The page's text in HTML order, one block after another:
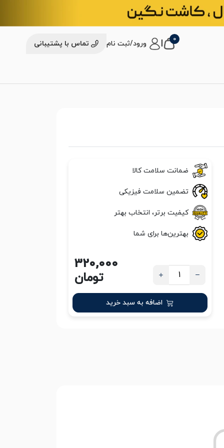
0 ورود/ثبت نام تماس با پشتیبانی
ضمانت سلامت کالا
تضمین سلامت فیزیکی
کیفیت برتر، انتخاب بهتر
بهترین‌ها برای شما
320,000
تومان
اضافه به سبد خرید